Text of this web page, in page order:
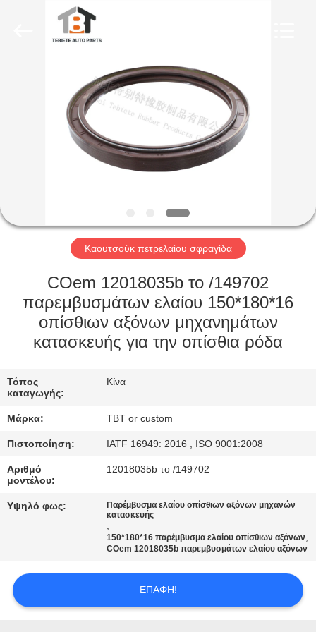
ΠΡΟΪΌΝΤΑ
ΠΕΡΊΠΟΥ
ΓΎΡΟΣ
ΕΡΓΟΣΤΑΣΊΩΝ
ΠΟΙΟΤΙΚΌΣ
ΈΛΕΓΧΟΣ
ΕΛΆΤΕ
ΣΕ
ΕΠΑΦΉ
ΕΙΔΉΣΕΙΣ
ΠΕΡΙΠΤΏΣΕΙΣ
SITEMAP
Καουτσούκ πετρελαίου σφραγίδα
COem 12018035b το /149702
παρεμβυσμάτων ελαίου 150*180*16
οπίσθιων αξόνων μηχανημάτων
κατασκευής για την οπίσθια ρόδα
Τόπος
καταγωγής:
Κίνα
Μάρκα: TBT or custom
Πιστοποίηση: IATF 16949: 2016 , ISO 9001:2008
Αριθμό
μοντέλου:
12018035b το /149702
Υψηλό φως:
Παρέμβυσμα ελαίου οπίσθιων αξόνων μηχανών
κατασκευής
,
150*180*16 παρέμβυσμα ελαίου οπίσθιων αξόνων,
COem 12018035b παρεμβυσμάτων ελαίου αξόνων
ΕΠΑΦΉ!